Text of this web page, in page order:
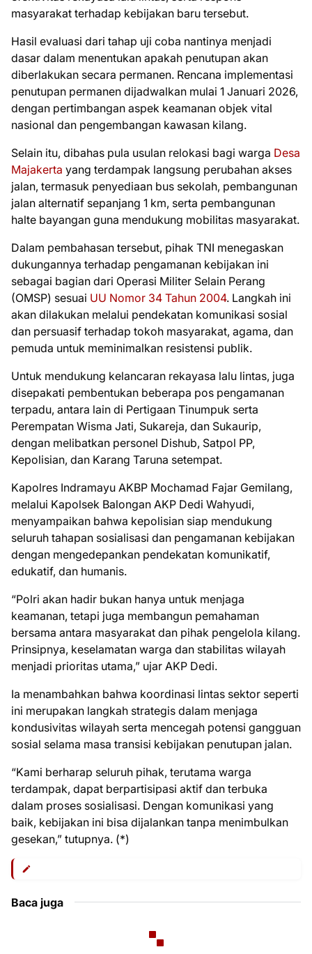
masyarakat terhadap kebijakan baru tersebut.
Hasil evaluasi dari tahap uji coba nantinya menjadi
dasar dalam menentukan apakah penutupan akan
diberlakukan secara permanen. Rencana implementasi
penutupan permanen dijadwalkan mulai 1 Januari 2026,
dengan pertimbangan aspek keamanan objek vital
nasional dan pengembangan kawasan kilang.
Selain itu, dibahas pula usulan relokasi bagi warga Desa
Majakerta yang terdampak langsung perubahan akses
jalan, termasuk penyediaan bus sekolah, pembangunan
jalan alternatif sepanjang 1 km, serta pembangunan
halte bayangan guna mendukung mobilitas masyarakat.
Dalam pembahasan tersebut, pihak TNI menegaskan
dukungannya terhadap pengamanan kebijakan ini
sebagai bagian dari Operasi Militer Selain Perang
(OMSP) sesuai UU Nomor 34 Tahun 2004. Langkah ini
akan dilakukan melalui pendekatan komunikasi sosial
dan persuasif terhadap tokoh masyarakat, agama, dan
pemuda untuk meminimalkan resistensi publik.
Untuk mendukung kelancaran rekayasa lalu lintas, juga
disepakati pembentukan beberapa pos pengamanan
terpadu, antara lain di Pertigaan Tinumpuk serta
Perempatan Wisma Jati, Sukareja, dan Sukaurip,
dengan melibatkan personel Dishub, Satpol PP,
Kepolisian, dan Karang Taruna setempat.
Kapolres Indramayu AKBP Mochamad Fajar Gemilang,
melalui Kapolsek Balongan AKP Dedi Wahyudi,
menyampaikan bahwa kepolisian siap mendukung
seluruh tahapan sosialisasi dan pengamanan kebijakan
dengan mengedepankan pendekatan komunikatif,
edukatif, dan humanis.
“Polri akan hadir bukan hanya untuk menjaga
keamanan, tetapi juga membangun pemahaman
bersama antara masyarakat dan pihak pengelola kilang.
Prinsipnya, keselamatan warga dan stabilitas wilayah
menjadi prioritas utama,” ujar AKP Dedi.
Ia menambahkan bahwa koordinasi lintas sektor seperti
ini merupakan langkah strategis dalam menjaga
kondusivitas wilayah serta mencegah potensi gangguan
sosial selama masa transisi kebijakan penutupan jalan.
“Kami berharap seluruh pihak, terutama warga
terdampak, dapat berpartisipasi aktif dan terbuka
dalam proses sosialisasi. Dengan komunikasi yang
baik, kebijakan ini bisa dijalankan tanpa menimbulkan
gesekan,” tutupnya. (*)
Baca juga